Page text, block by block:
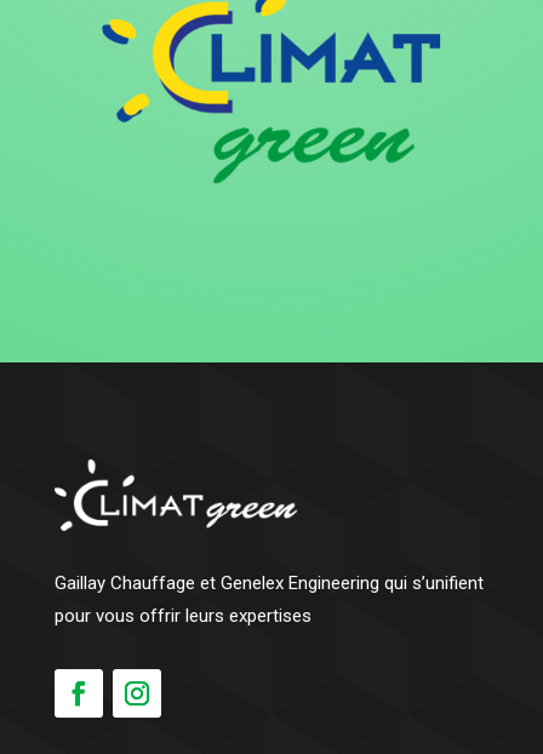
Gaillay Chauffage et Genelex Engineering qui s’unifient
pour vous offrir leurs expertises